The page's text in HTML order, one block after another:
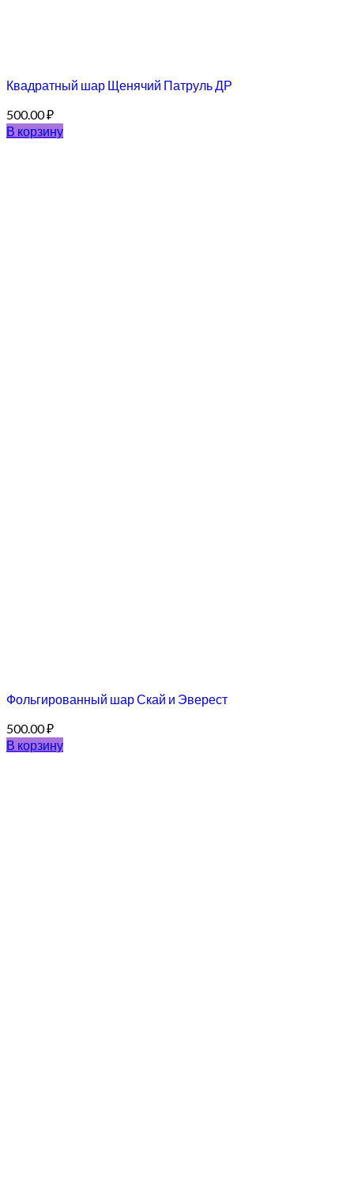
Квадратный шар Щенячий Патруль ДР
500.00₽
В корзину
Фольгированный шар Скай и Эверест
500.00₽
В корзину